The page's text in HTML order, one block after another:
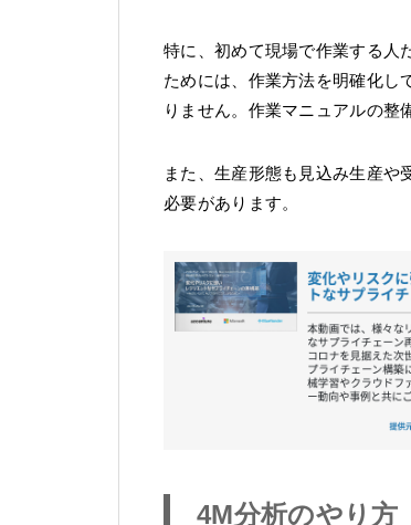
特に、初めて現場で作業する人
ためには、作業方法を明確化し
りません。作業マニュアルの整
また、生産形態も見込み生産や
必要があります。
4M分析のやり方